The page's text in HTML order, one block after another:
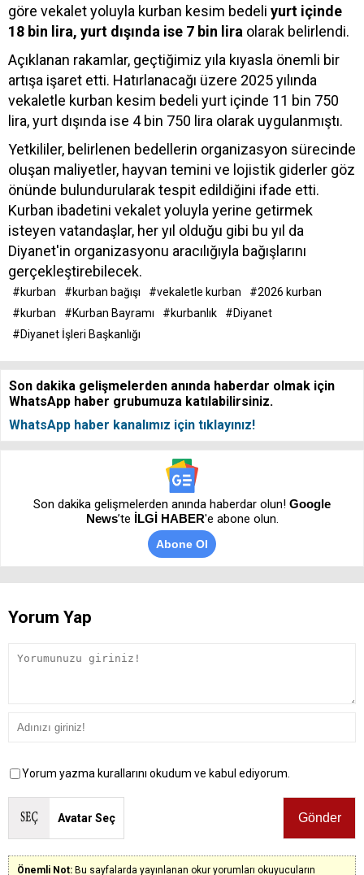
göre vekalet yoluyla kurban kesim bedeli yurt içinde
18 bin lira, yurt dışında ise 7 bin lira olarak belirlendi.
Açıklanan rakamlar, geçtiğimiz yıla kıyasla önemli bir
artışa işaret etti. Hatırlanacağı üzere 2025 yılında
vekaletle kurban kesim bedeli yurt içinde 11 bin 750
lira, yurt dışında ise 4 bin 750 lira olarak uygulanmıştı.
Yetkililer, belirlenen bedellerin organizasyon sürecinde
oluşan maliyetler, hayvan temini ve lojistik giderler göz
önünde bulundurularak tespit edildiğini ifade etti.
Kurban ibadetini vekalet yoluyla yerine getirmek
isteyen vatandaşlar, her yıl olduğu gibi bu yıl da
Diyanet'in organizasyonu aracılığıyla bağışlarını
gerçekleştirebilecek.
#kurban #kurban bağışı #vekaletle kurban
#2026 kurban
#kurban
#Kurban Bayramı #kurbanlık
#Diyanet
#Diyanet İşleri Başkanlığı
Son dakika gelişmelerden anında haberdar olmak için
WhatsApp haber grubumuza katılabilirsiniz.
WhatsApp haber kanalımız için tıklayınız!
Son dakika gelişmelerden anında haberdar olun! Google
News’te İLGİ HABER'e abone olun.
Abone Ol
Yorum Yap
Yorum yazma kurallarını okudum ve kabul ediyorum.
Avatar Seç
Önemli Not: Bu sayfalarda yayınlanan okur yorumları okuyucuların